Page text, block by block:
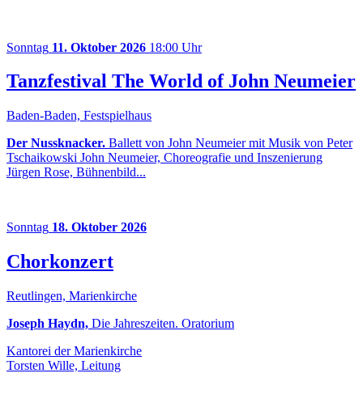
Sonntag 11. Oktober 2026 18:00 Uhr
Tanzfestival The World of John Neumeier
Baden-Baden, Festspielhaus
Der Nussknacker. Ballett von John Neumeier mit Musik von Peter
Tschaikowski John Neumeier, Choreografie und Inszenierung
Jürgen Rose, Bühnenbild...
Sonntag 18. Oktober 2026
Chorkonzert
Reutlingen, Marienkirche
Joseph Haydn, Die Jahreszeiten. Oratorium
Kantorei der Marienkirche
Torsten Wille, Leitung